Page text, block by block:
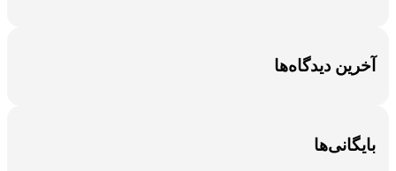
آخرین دیدگاه‌ها
بایگانی‌ها